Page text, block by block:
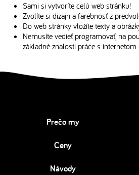
Sami si vytvoríte celú web stránku!
Zvolíte si dizajn a farebnosť z
Do web stránky vložíte texty a
Nemusíte vedieť programovať, na
základné znalosti práce s internetom
Prečo my
Ceny
Návody